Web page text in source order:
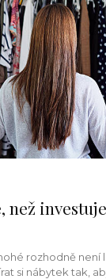
než
rozhodně není
si nábytek tak,